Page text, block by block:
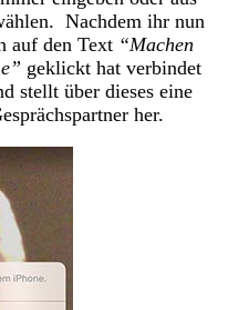
Nachdem ihr nun
auf den Text “Machen
geklickt hat verbindet
stellt über dieses eine
her.